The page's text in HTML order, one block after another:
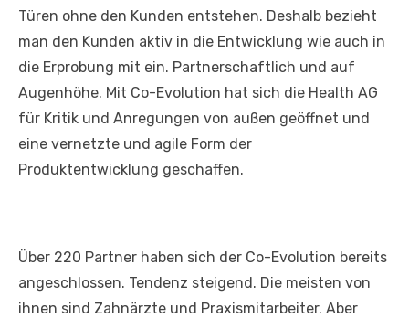
Türen ohne den Kunden entstehen. Deshalb bezieht
man den Kunden aktiv in die Entwicklung wie auch in
die Erprobung mit ein. Partnerschaftlich und auf
Augenhöhe. Mit Co-Evolution hat sich die Health AG
für Kritik und Anregungen von außen geöffnet und
eine vernetzte und agile Form der
Produktentwicklung geschaffen.
Über 220 Partner haben sich der Co-Evolution bereits
angeschlossen. Tendenz steigend. Die meisten von
ihnen sind Zahnärzte und Praxismitarbeiter. Aber